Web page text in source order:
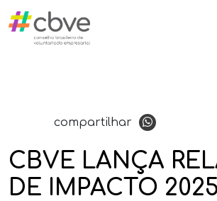
compartilhar
CBVE LANÇA
DE IMPACTO